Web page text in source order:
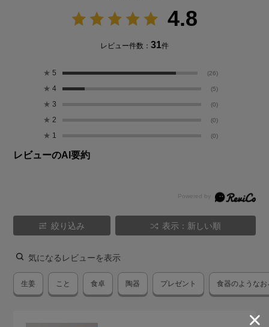
4.8
レビュー件数： 31件
★ 5 (26)
★ 4 (5)
★ 3 (0)
★ 2 (0)
★ 1 (0)
レビューのAI要約
絞り込み 表示：新しい順
気になるレビューを表示
生姜 こと 食卓 陶器 プレゼント 食器のような